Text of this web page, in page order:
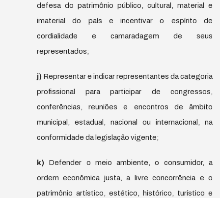
defesa do patrimônio público, cultural, material e
imaterial do país e incentivar o espírito de
cordialidade e camaradagem de seus
representados;
j) Representar e indicar representantes da categoria
profissional para participar de congressos,
conferências, reuniões e encontros de âmbito
municipal, estadual, nacional ou internacional, na
conformidade da legislação vigente;
k) Defender o meio ambiente, o consumidor, a
ordem econômica justa, a livre concorrência e o
patrimônio artístico, estético, histórico, turístico e